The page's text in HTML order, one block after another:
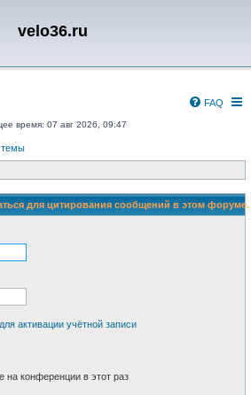
velo36.ru
FAQ
время: 07 авг 2026, 09:47
темы
для цитирования сообщений в этом форуме.
активации учётной записи
конференции в этот раз